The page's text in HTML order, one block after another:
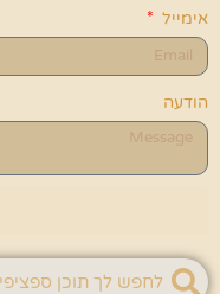
אימייל
הודעה